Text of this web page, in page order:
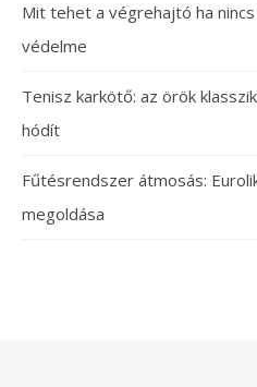
Mit tehet a végrehajtó ha
védelme
Tenisz karkötő: az örök
hódít
Fűtésrendszer átmosás:
megoldása